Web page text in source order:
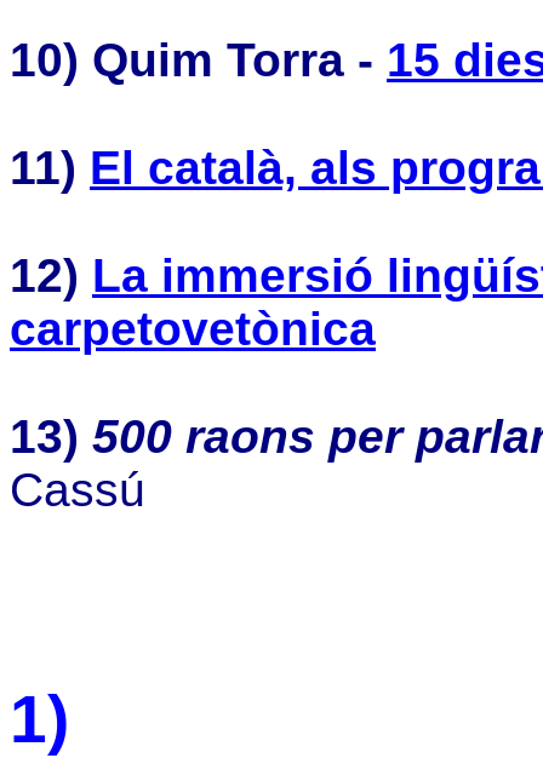
10) Quim Torra - 15
11) El català, als
12) La immersió
carpetovetònica
13) 500 raons per
Cassú
1)